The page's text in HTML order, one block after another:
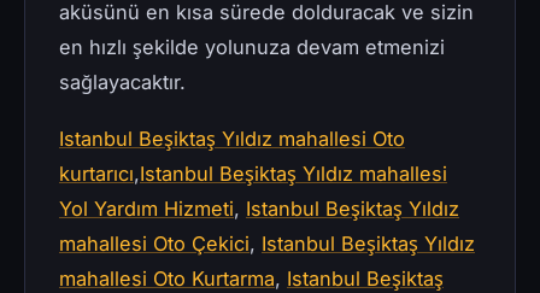
aküsünü en kısa sürede dolduracak ve sizin
en hızlı şekilde yolunuza devam etmenizi
sağlayacaktır.
Istanbul Beşiktaş Yıldız mahallesi Oto
kurtarıcı,Istanbul Beşiktaş Yıldız mahallesi
Yol Yardım Hizmeti, Istanbul Beşiktaş Yıldız
mahallesi Oto Çekici, Istanbul Beşiktaş Yıldız
mahallesi Oto Kurtarma, Istanbul Beşiktaş